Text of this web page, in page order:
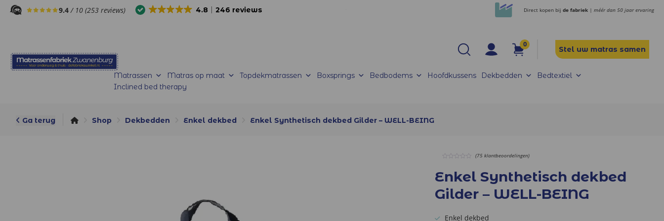
9.4 / 10 (253 reviews) 4.8 246 reviewskorte productietijden | Direct kopen bijde fabriek | méér dan 50 jaar ervaring
0
Stel uw matras samen
Matrassen Matras op maat Topdekmatrassen Boxsprings Bedbodems Hoofdkussens Dekbedden
Bedtextiel
Inclined bed therapy
Ga terug Shop Dekbedden Enkel dekbed Enkel Synthetisch dekbed Gilder – WELL-BEING
of
5
(75 klantbeoordelingen)
Enkel Synthetisch dekbed
Gilder – WELL-BEING
Enkel dekbed